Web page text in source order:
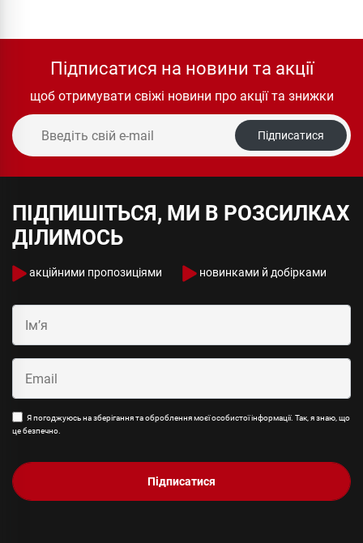
Підписатися на новини та акції
щоб отримувати свіжі новини про акції та знижки
Підписатися
ПІДПИШІТЬСЯ, МИ В РОЗСИЛКАХ
ДІЛИМОСЬ
акційними пропозиціями новинками й добірками
Я погоджуюсь на зберігання та оброблення моєї особистої інформації. Так, я знаю, що
це безпечно.
Підписатися